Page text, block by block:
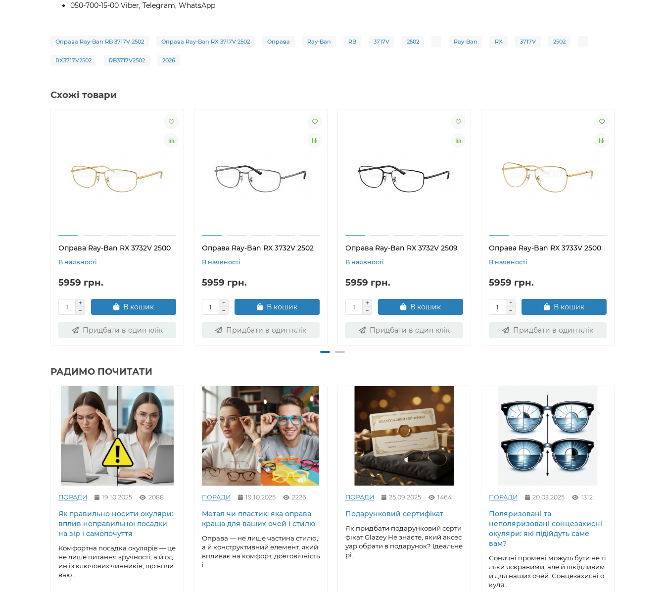
050-700-15-00 Viber, Telegram, WhatsApp
Оправа Ray-Ban RB 3717V 2502 Оправа Ray-Ban RX 3717V 2502 Оправа Ray-Ban RB 3717V 2502 Ray-Ban RX 3717V 2502
RX3717V2502 RB3717V2502 2026
Схожі товари
Оправа Ray-Ban RX 3732V 2500
В наявності
5959 грн.
В кошик
Придбати в один клік
Оправа Ray-Ban RX 3732V 2502
В наявності
5959 грн.
В кошик
Придбати в один клік
Оправа Ray-Ban RX 3732V 2509
В наявності
5959 грн.
В кошик
Придбати в один клік
Оправа Ray-Ban RX 3733V 2500
В наявності
5959 грн.
В кошик
Придбати в один клік
РАДИМО ПОЧИТАТИ
ПОРАДИ 19.10.2025 2088
Як правильно носити окуляри:
вплив неправильної посадки
на зір і самопочуття
Комфортна посадка окулярів — це
не лише питання зручності, а й од
ин із ключових чинників, що впли
ваю..
ПОРАДИ 19.10.2025 2226
Метал чи пластик: яка оправа
краща для ваших очей і стилю
Оправа — не лише частина стилю,
а й конструктивний елемент, який
впливає на комфорт, довговічність
і..
ПОРАДИ 25.09.2025 1464
Подарунковий сертифікат
Як придбати подарунковий серти
фікат Glazey Не знаєте, який аксес
уар обрати в подарунок? Ідеальне
рі..
ПОРАДИ 20.03.2025 1312
Поляризовані та
неполяризовані сонцезахисні
окуляри: які підійдуть саме
вам?
Сонячні промені можуть бути не ті
льки яскравими, але й шкідливим
и для наших очей. Сонцезахисні о
куля..